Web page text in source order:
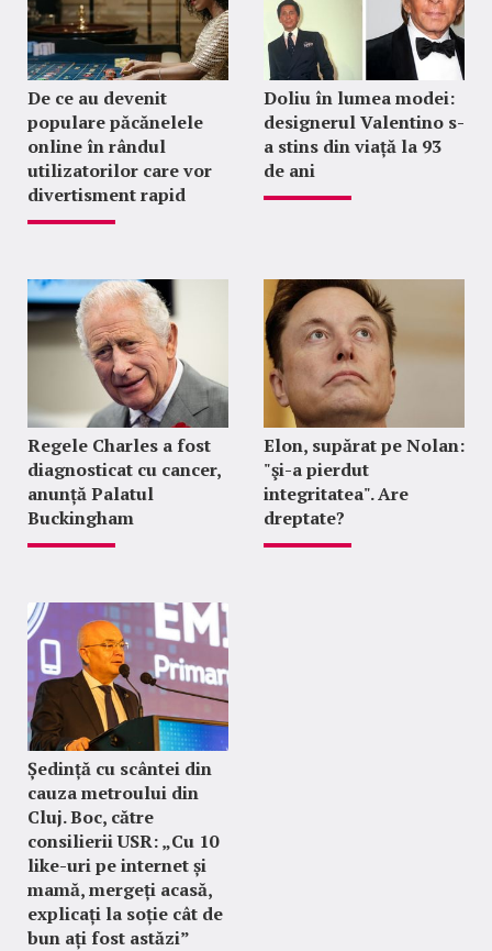
De ce au devenit
populare păcănelele
online în rândul
utilizatorilor care vor
divertisment rapid
Doliu în lumea modei:
designerul Valentino s-
a stins din viață la 93
de ani
Regele Charles a fost
diagnosticat cu cancer,
anunță Palatul
Buckingham
Elon, supărat pe Nolan:
"şi-a pierdut
integritatea". Are
dreptate?
Ședință cu scântei din
cauza metroului din
Cluj. Boc, către
consilierii USR: „Cu 10
like-uri pe internet și
mamă, mergeți acasă,
explicați la soție cât de
bun ați fost astăzi”